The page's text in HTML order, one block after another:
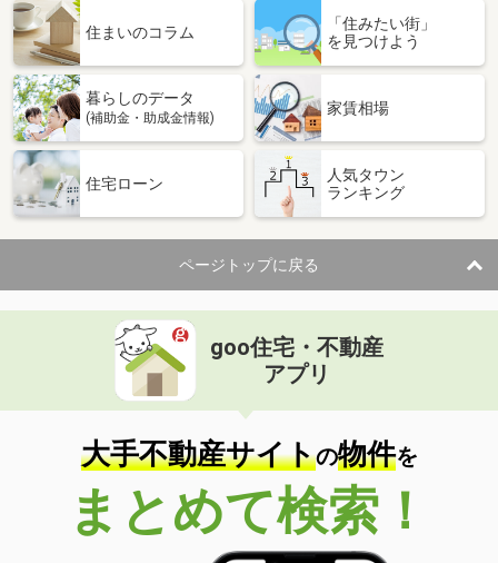
住まいのコラム
「住みたい街」
を見つけよう
暮らしのデータ
(補助金・助成金情報)
家賃相場
住宅ローン
人気タウン
ランキング
ページトップに戻る
goo住宅・不動産
アプリ
大手不動産サイトの物件を
まとめて検索！